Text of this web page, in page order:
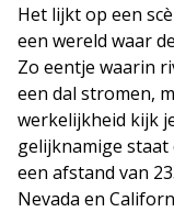
Het lijkt op een
een wereld waar
Zo eentje waarin
een dal stromen,
werkelijkheid kijk
gelijknamige
een afstand van
Nevada en